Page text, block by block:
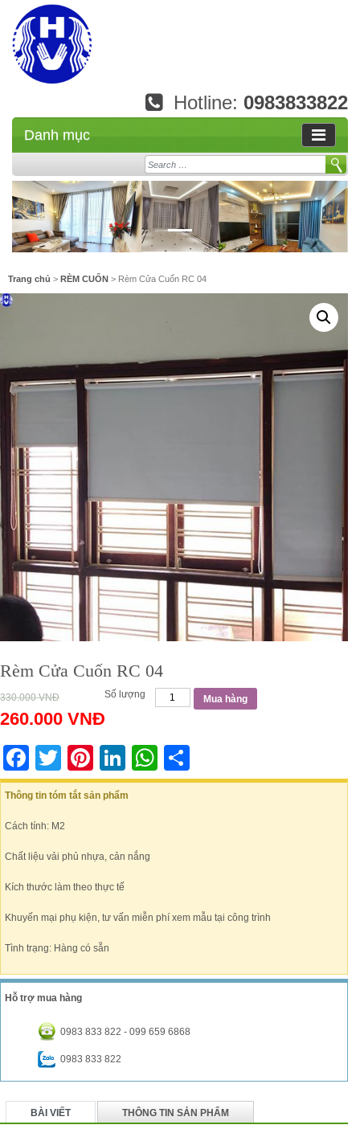
Hotline: 0983833822
Danh mục
Search
Trang chủ > RÈM CUỐN > Rèm Cửa Cuốn RC 04
Rèm Cửa Cuốn RC 04
330.000VNĐ
260.000 VNĐ
Số lượng Mua hàng
Facebook
TwitterPinterest
LinkedIn
WhatsApp
Thông tin tóm tắt sản phẩm
Cách tính: M2
Chất liệu vải phủ nhựa, cản nắng
Kích thước làm theo thực tế
Khuyến mại phụ kiện, tư vấn miễn phí xem mẫu tại công trình
Tình trạng: Hàng có sẵn
Hỗ trợ mua hàng
0983 833 822 - 099 659 6868
0983 833 822
BÀI VIẾT THÔNG TIN SẢN PHẨM